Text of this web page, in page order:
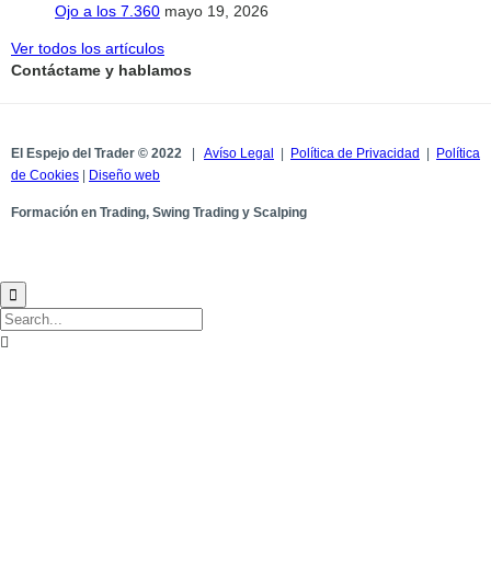
Ojo a los 7.360 mayo 19, 2026
Ver todos los artículos
Contáctame y hablamos
El Espejo del Trader © 2022 Avíso Legal Política de Privacidad
Política
de Cookies
Diseño web
Formación en Trading, Swing Trading y Scalping

